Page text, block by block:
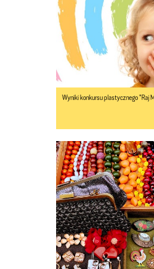
Wyniki konkursu plastycznego "Raj